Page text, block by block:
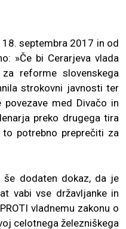
septembra 2017 in od
»Če bi Cerarjeva vlada
reforme slovenskega
strokovni javnosti ter
med Divačo in
preko drugega tira
potrebno preprečiti za
dodaten dokaz, da je
vabi vse državljanke in
vladnemu zakonu o
celotnega železniškega